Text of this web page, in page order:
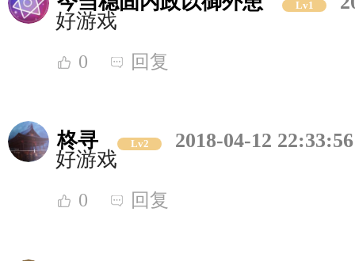
Lv1
好游戏
0 回复
柊寻 Lv2
2018-04-12 22:33:56
好游戏
0 回复